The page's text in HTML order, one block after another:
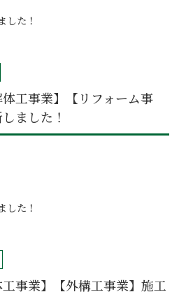
した！
体工事業】【リフォーム事
ました！
した！
工事業】【外構工事業】施工